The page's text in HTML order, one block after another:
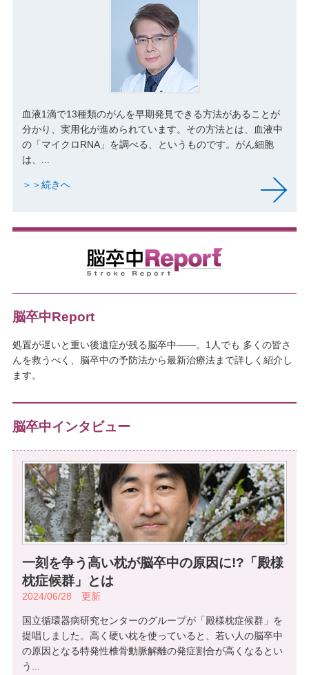
血液1滴で13種類のがんを早期発見できる方法があることが
分かり、実用化が進められています。その方法とは、血液中
の「マイクロRNA」を調べる、というものです。がん細胞
は、...
＞＞続きへ
脳卒中Report
処置が遅いと重い後遺症が残る脳卒中――。1人でも 多くの皆さ
んを救うべく、脳卒中の予防法から最新治療法まで詳しく紹介し
ます。
脳卒中インタビュー
一刻を争う高い枕が脳卒中の原因に!?「殿様
枕症候群」とは
2024/06/28 更新
国立循環器病研究センターのグループが「殿様枕症候群」を
提唱しました。高く硬い枕を使っていると、若い人の脳卒中
の原因となる特発性椎骨動脈解離の発症割合が高くなるとい
う...